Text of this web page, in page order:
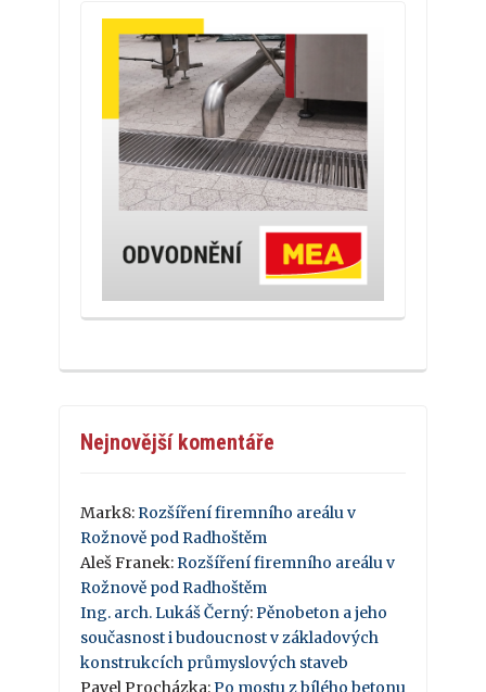
Nejnovější komentáře
Mark8:Rozšíření firemního areálu v
Rožnově pod Radhoštěm
Aleš Franek:Rozšíření firemního areálu v
Rožnově pod Radhoštěm
Ing. arch. Lukáš Černý:Pěnobeton a jeho
současnost i budoucnost v základových
konstrukcích průmyslových staveb
Pavel Procházka:Po mostu z bílého betonu